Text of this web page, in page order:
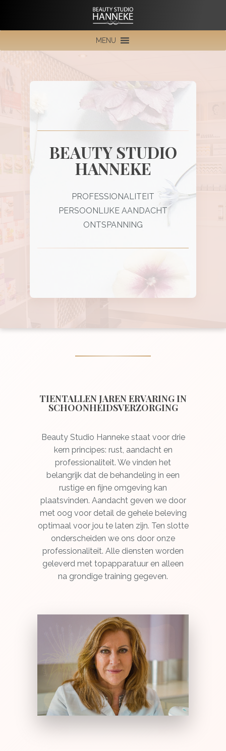
MENU
BEAUTY STUDIO
HANNEKE
PROFESSIONALITEIT
PERSOONLIJKE AANDACHT
ONTSPANNING
TIENTALLEN JAREN ERVARING IN
SCHOONHEIDSVERZORGING
Beauty Studio Hanneke staat voor drie
kern principes: rust, aandacht en
professionaliteit. We vinden het
belangrijk dat de behandeling in een
rustige en fijne omgeving kan
plaatsvinden. Aandacht geven we door
met oog voor detail de gehele beleving
optimaal voor jou te laten zijn. Ten slotte
onderscheiden we ons door onze
professionaliteit. Alle diensten worden
geleverd met topapparatuur en alleen
na grondige training gegeven.